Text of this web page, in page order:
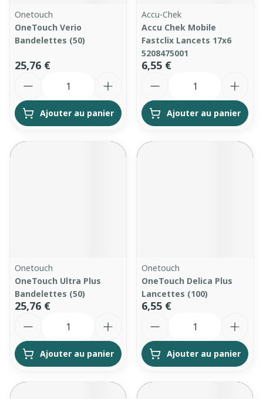
Onetouch
OneTouch Verio
Bandelettes (50)
25,76 €
Ajouter au panier
Accu-Chek
Accu Chek Mobile
Fastclix Lancets 17x6
5208475001
6,55 €
Ajouter au panier
Onetouch
OneTouch Ultra Plus
Bandelettes (50)
25,76 €
Ajouter au panier
Onetouch
OneTouch Delica Plus
Lancettes (100)
6,55 €
Ajouter au panier